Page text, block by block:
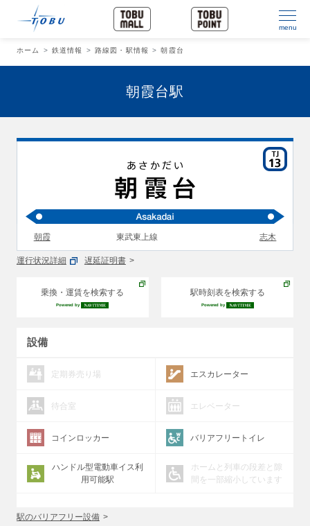
menu
ホーム 鉄道情報 路線図・駅情報 朝霞台
朝霞台駅
朝霞 東武東上線 志木
運行状況詳細 遅延証明書
乗換・運賃を検索する
Powered by
駅時刻表を検索する
Powered by
設備
定期券売り場 エスカレーター
待合室 エレベーター
コインロッカー バリアフリートイレ
ハンドル型電動車イス利
用可能駅
ホームと列車の段差と隙
間を一部縮小しています
駅のバリアフリー設備